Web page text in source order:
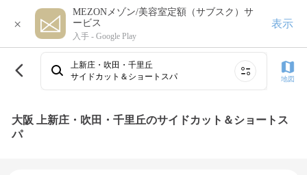
×
MEZONメゾン/美容室定額（サブスク）サ
ービス
入手 - Google Play
表示
上新庄・吹田・千里丘
サイドカット＆ショートスパ
地図
大阪 上新庄・吹田・千里丘のサイドカット＆ショートス
パ